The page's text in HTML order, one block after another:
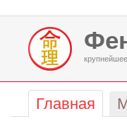
Главная